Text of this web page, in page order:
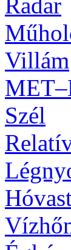
Villám
Szél